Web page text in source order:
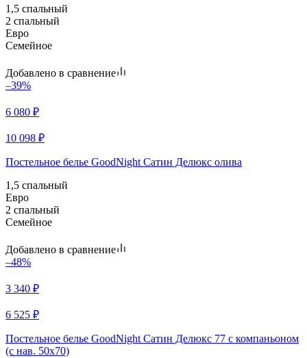
1,5 спальный
2 спальный
Евро
Семейное
Добавлено в сравнение
–39%
6 080 ₽
10 098 ₽
Постельное белье GoodNight Сатин Делюкс олива
1,5 спальный
Евро
2 спальный
Семейное
Добавлено в сравнение
–48%
3 340 ₽
6 525 ₽
Постельное белье GoodNight Сатин Делюкс 77 с компаньоном
(с нав. 50х70)